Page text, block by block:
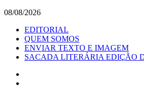
08/08/2026
EDITORIAL
QUEM SOMOS
ENVIAR TEXTO E IMAGEM
SACADA LITERÁRIA EDIÇÃO